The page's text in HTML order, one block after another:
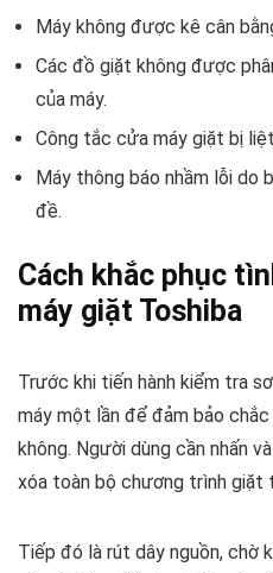
Máy không được kê cân
Các đồ giặt không được
của máy.
Công tắc cửa máy giặt bị
Máy thông báo nhầm lỗi do
đề.
Cách khắc phục
máy giặt Toshiba
Trước khi tiến hành kiểm tra
máy một lần để đảm bảo
không. Người dùng cần nhấn
xóa toàn bộ chương trình giặt
Tiếp đó là rút dây nguồn, chờ